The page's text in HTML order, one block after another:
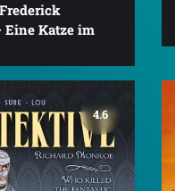
Katze im
4.6